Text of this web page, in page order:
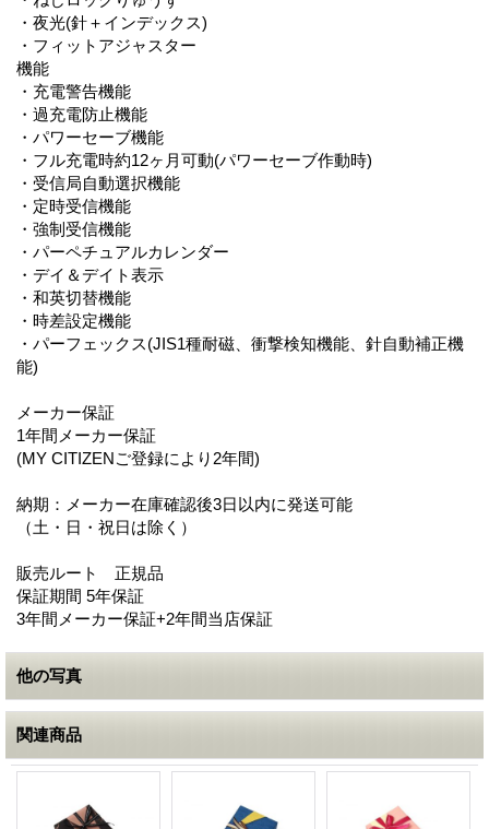
・夜光(針＋インデックス)
・フィットアジャスター
機能
・充電警告機能
・過充電防止機能
・パワーセーブ機能
・フル充電時約12ヶ月可動(パワーセーブ作動時)
・受信局自動選択機能
・定時受信機能
・強制受信機能
・パーペチュアルカレンダー
・デイ＆デイト表示
・和英切替機能
・時差設定機能
・パーフェックス(JIS1種耐磁、衝撃検知機能、針自動補正機
能)
メーカー保証
1年間メーカー保証
(MY CITIZENご登録により2年間)
納期：メーカー在庫確認後3日以内に発送可能
（土・日・祝日は除く）
販売ルート 正規品
保証期間 5年保証
3年間メーカー保証+2年間当店保証
他の写真
関連商品